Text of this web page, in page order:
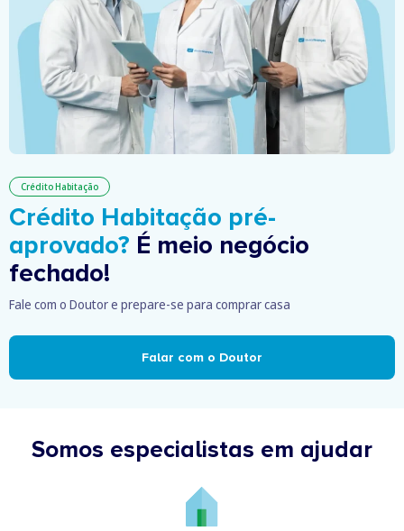
Crédito Habitação
Crédito Habitação pré-
aprovado? É meio negócio
fechado!
Fale com o Doutor e prepare-se para comprar casa
Falar com o Doutor
Somos especialistas em ajudar